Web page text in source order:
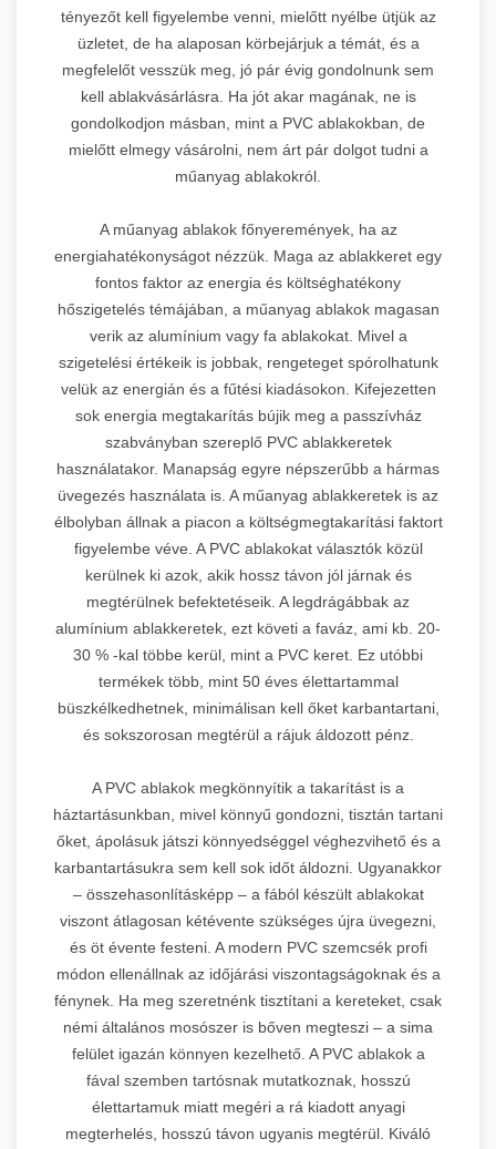
tényezőt kell figyelembe venni, mielőtt nyélbe ütjük az
üzletet, de ha alaposan körbejárjuk a témát, és a
megfelelőt vesszük meg, jó pár évig gondolnunk sem
kell ablakvásárlásra. Ha jót akar magának, ne is
gondolkodjon másban, mint a PVC ablakokban, de
mielőtt elmegy vásárolni, nem árt pár dolgot tudni a
műanyag ablakokról.
A műanyag ablakok főnyeremények, ha az
energiahatékonyságot nézzük. Maga az ablakkeret egy
fontos faktor az energia és költséghatékony
hőszigetelés témájában, a műanyag ablakok magasan
verik az alumínium vagy fa ablakokat. Mivel a
szigetelési értékeik is jobbak, rengeteget spórolhatunk
velük az energián és a fűtési kiadásokon. Kifejezetten
sok energia megtakarítás bújik meg a passzívház
szabványban szereplő PVC ablakkeretek
használatakor. Manapság egyre népszerűbb a hármas
üvegezés használata is. A műanyag ablakkeretek is az
élbolyban állnak a piacon a költségmegtakarítási faktort
figyelembe véve. A PVC ablakokat választók közül
kerülnek ki azok, akik hossz távon jól járnak és
megtérülnek befektetéseik. A legdrágábbak az
alumínium ablakkeretek, ezt követi a faváz, ami kb. 20-
30 % -kal többe kerül, mint a PVC keret. Ez utóbbi
termékek több, mint 50 éves élettartammal
büszkélkedhetnek, minimálisan kell őket karbantartani,
és sokszorosan megtérül a rájuk áldozott pénz.
A PVC ablakok megkönnyítik a takarítást is a
háztartásunkban, mivel könnyű gondozni, tisztán tartani
őket, ápolásuk játszi könnyedséggel véghezvihető és a
karbantartásukra sem kell sok időt áldozni. Ugyanakkor
– összehasonlításképp – a fából készült ablakokat
viszont átlagosan kétévente szükséges újra üvegezni,
és öt évente festeni. A modern PVC szemcsék profi
módon ellenállnak az időjárási viszontagságoknak és a
fénynek. Ha meg szeretnénk tisztítani a kereteket, csak
némi általános mosószer is bőven megteszi – a sima
felület igazán könnyen kezelhető. A PVC ablakok a
fával szemben tartósnak mutatkoznak, hosszú
élettartamuk miatt megéri a rá kiadott anyagi
megterhelés, hosszú távon ugyanis megtérül. Kiváló